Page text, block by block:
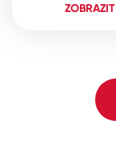
ZOBRAZIT